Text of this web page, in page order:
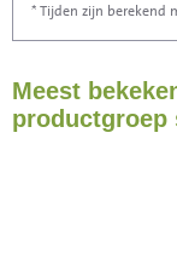
Stofzuigen
Strijken
* Tijden zijn berekend
Meest
productgroep